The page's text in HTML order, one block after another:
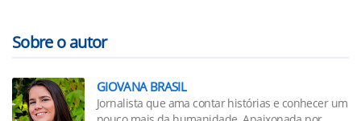
Sobre o autor
GIOVANA BRASIL
Jornalista que ama contar histórias e conhecer um